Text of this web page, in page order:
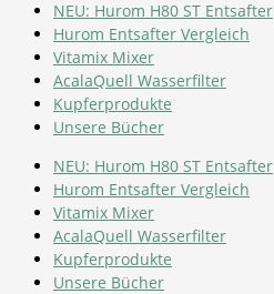
NEU: Hurom H80 ST Entsafter
Hurom Entsafter Vergleich
Vitamix Mixer
AcalaQuell Wasserfilter
Kupferprodukte
Unsere Bücher
NEU: Hurom H80 ST Entsafter
Hurom Entsafter Vergleich
Vitamix Mixer
AcalaQuell Wasserfilter
Kupferprodukte
Unsere Bücher